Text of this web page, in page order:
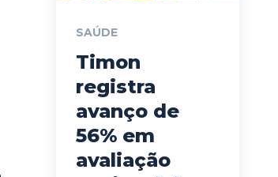
SAÚDE
Timon
registra
avanço de
56% em
avaliação